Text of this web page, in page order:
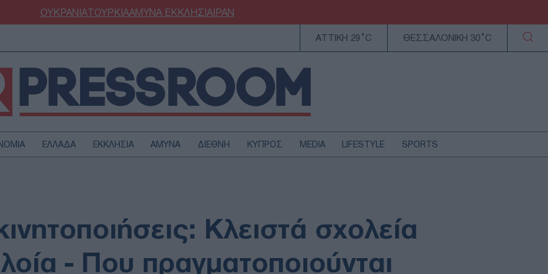
ΟΥΚΡΑΝΙΑΤΟΥΡΚΙΑΑΜΥΝΑΕΚΚΛΗΣΙΑΙΡΑΝ
ΑΤΤΙΚΗ 29°C ΘΕΣΣΑΛΟΝΙΚΗ 30°C
ΕΛΛΑΔΑ ΕΚΚΛΗΣΙΑ ΑΜΥΝΑ ΔΙΕΘΝΗ ΚΥΠΡΟΣ MEDIA LIFESTYLE SPORTS
ΥΓΕΙΑ
ΤΕΧΝΟΛΟΓΙΑ
Κλειστά σχολεία
- Που πραγματοποιούνται